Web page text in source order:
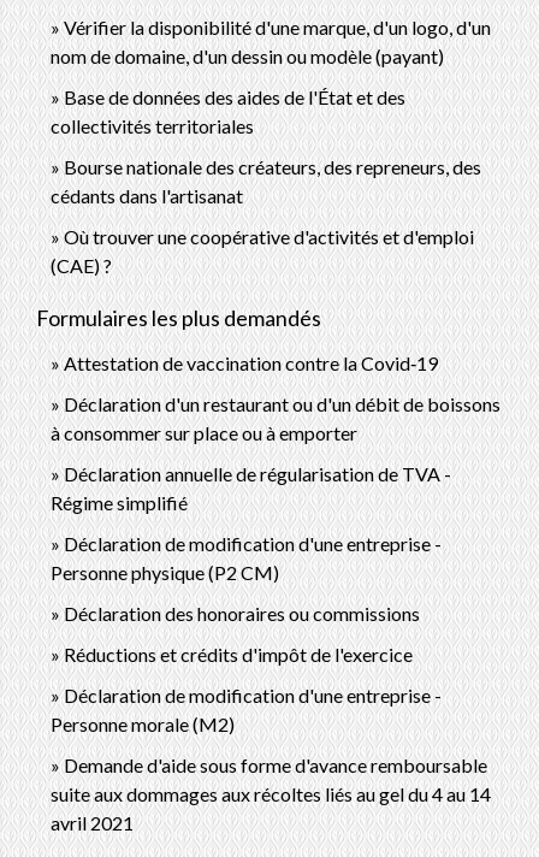
Vérifier la disponibilité d'une marque, d'un logo, d'un
nom de domaine, d'un dessin ou modèle (payant)
Base de données des aides de l'État et des
collectivités territoriales
Bourse nationale des créateurs, des repreneurs, des
cédants dans l'artisanat
Où trouver une coopérative d'activités et d'emploi
(CAE) ?
Formulaires les plus demandés
Attestation de vaccination contre la Covid‑19
Déclaration d'un restaurant ou d'un débit de boissons
à consommer sur place ou à emporter
Déclaration annuelle de régularisation de TVA -
Régime simplifié
Déclaration de modification d'une entreprise -
Personne physique (P2 CM)
Déclaration des honoraires ou commissions
Réductions et crédits d'impôt de l'exercice
Déclaration de modification d'une entreprise -
Personne morale (M2)
Demande d'aide sous forme d'avance remboursable
suite aux dommages aux récoltes liés au gel du 4 au 14
avril 2021